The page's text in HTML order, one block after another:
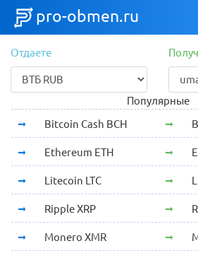
pro-obmen.ru
Отдаете
Популярные
Bitcoin Cash BCH
Ethereum ETH
Litecoin LTC
Ripple XRP
Monero XMR